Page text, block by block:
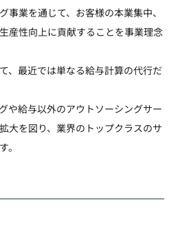
事業を通じて、お客様の本業集中、
産性向上に貢献することを事業理念
、最近では単なる給与計算の代行だ
や給与以外のアウトソーシングサー
大を図り、業界のトップクラスのサ
。